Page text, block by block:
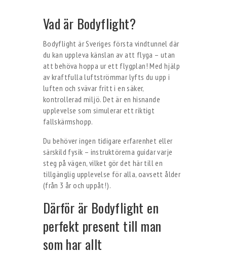
Vad är Bodyflight?
Bodyflight är Sveriges första vindtunnel där
du kan uppleva känslan av att flyga – utan
att behöva hoppa ur ett flygplan! Med hjälp
av kraftfulla luftströmmar lyfts du upp i
luften och svävar fritt i en säker,
kontrollerad miljö. Det är en hisnande
upplevelse som simulerar ett riktigt
fallskärmshopp.
Du behöver ingen tidigare erfarenhet eller
särskild fysik – instruktörerna guidar varje
steg på vägen, vilket gör det här till en
tillgänglig upplevelse för alla, oavsett ålder
(från 3 år och uppåt!).
Därför är Bodyflight en
perfekt present till man
som har allt